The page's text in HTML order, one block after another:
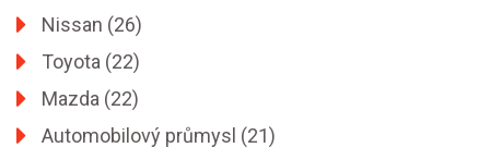
Nissan (26)
Toyota (22)
Mazda (22)
Automobilový průmysl (21)